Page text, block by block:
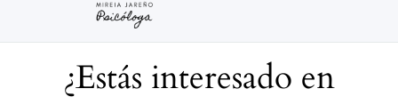
¿Estás interesado en